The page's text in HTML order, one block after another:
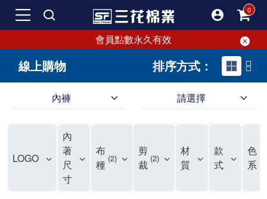
會員點數永久有效
線上購物 排序方式：
內褲 請選擇
LOGO
內
著
尺
寸
布
種 2
剪
裁 2
材
質
款
式
色
系